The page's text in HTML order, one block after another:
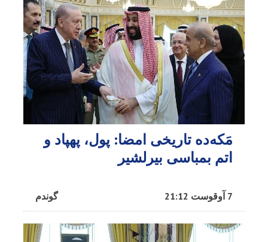
مَکه‌ده تاریخی امضا: پول، پهپاد و
اتم بمباسی بیرلشیر
گوندم 7 آوقوست 21:12